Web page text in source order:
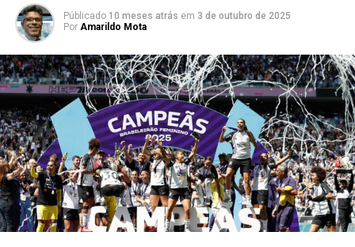
Públicado 10 meses atrás em 3 de outubro de 2025
Por Amarildo Mota